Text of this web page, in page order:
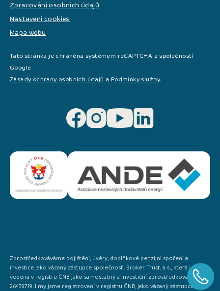
Zpracování osobních údajů
Nastavení cookies
Mapa webu
Tato stránka je chráněna systémem reCAPTCHA a společností
Google
Zásady ochrany osobních údajů a Podminky služby.
Zprostředkováváme pojištění, úvěry, doplňkové penzijní spoření a
investice jako vázaný zástupce společnosti Broker Trust, a.s., která je
vedena v registru ČNB jako samostatný a investiční zprostředkovatel IČO:
26439719. I my jsme registrovaní v registru ČNB, jako vázaný zástupce, a to